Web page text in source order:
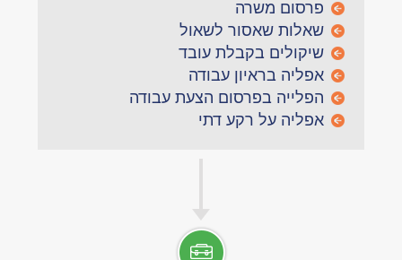
פרסום משרה
שאלות שאסור לשאול
שיקולים בקבלת עובד
אפליה בראיון עבודה
הפלייה בפרסום הצעת עבודה
אפליה על רקע דתי